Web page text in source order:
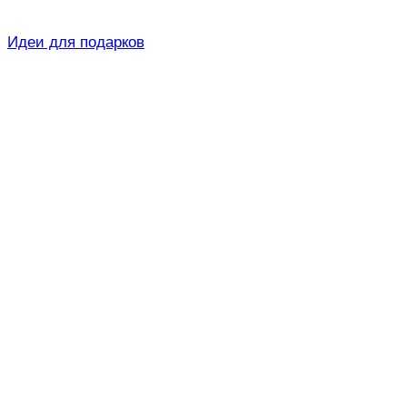
Идеи для подарков